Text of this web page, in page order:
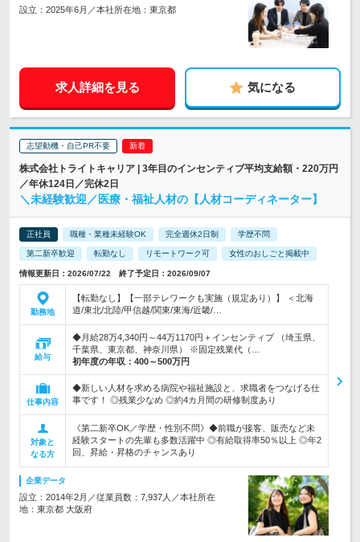
設立：2025年6月／本社所在地：東京都
求人詳細を見る 気になる
志望動機・自己PR不要
株式会社トライトキャリア | 3年目のインセンティブ平均支給額・220万円
／年休124日／完休2日
＼未経験歓迎／医療・福祉人材の【人材コーディネーター】
正社員 職種・業種未経験OK 完全週休2日制 学歴不問
第二新卒歓迎 転勤なし リモートワーク可 女性のおしごと掲載中
情報更新日：2026/07/22 終了予定日：2026/09/07
勤務地
【転勤なし】【一部テレワークも実施（規定あり）】 ＜北海
道/東北/北陸/甲信越/関東/東海/近畿/…
給与
◆月給28万4,340円～44万1170円＋インセンティブ （埼玉県、
千葉県、東京都、神奈川県） ※固定残業代（…
初年度の年収： 400～500万円
仕事内容
◆新しい人材を求める病院や福祉施設と、求職者をつなげる仕
事です！ ◎残業少なめ ◎約4カ月間の研修制度あり
対象と
なる方
《第二新卒OK／学歴・性別不問》◆前職が接客、販売など未
経験スタートの先輩も多数活躍中 ◎有給取得率50％以上 ◎年2
回、昇給・昇格のチャンスあり
企業データ
設立：2014年2月／従業員数：7,937人／本社所在
地：東京都 大阪府